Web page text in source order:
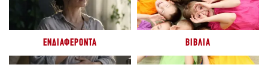
ΕΝΔΙΑΦΈΡΟΝΤΑ ΒΙΒΛΊΑ